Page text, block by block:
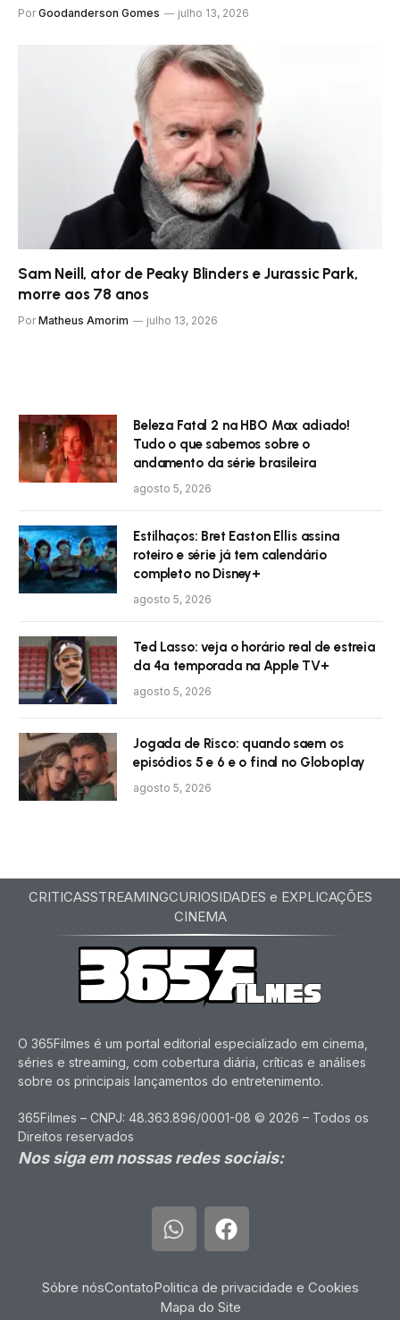
Por Goodanderson Gomes julho 13, 2026
Sam Neill, ator de Peaky Blinders e Jurassic Park,
morre aos 78 anos
Por Matheus Amorim julho 13, 2026
Beleza Fatal 2 na HBO Max adiado!
Tudo o que sabemos sobre o
andamento da série brasileira
agosto 5, 2026
Estilhaços: Bret Easton Ellis assina
roteiro e série já tem calendário
completo no Disney+
agosto 5, 2026
Ted Lasso: veja o horário real de estreia
da 4ª temporada na Apple TV+
agosto 5, 2026
Jogada de Risco: quando saem os
episódios 5 e 6 e o final no Globoplay
agosto 5, 2026
CRITICASSTREAMINGCURIOSIDADES e EXPLICAÇÕES
CINEMA
O 365Filmes é um portal editorial especializado em cinema,
séries e streaming, com cobertura diária, críticas e análises
sobre os principais lançamentos do entretenimento.
365Filmes – CNPJ: 48.363.896/0001-08 © 2026 – Todos os
Direitos reservados
Nos siga em nossas redes sociais:
Sóbre nósContatoPolitica de privacidade e Cookies
Mapa do Site